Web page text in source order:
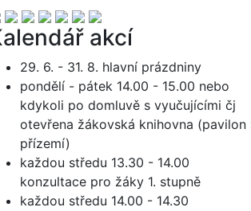
akcí
29. 6. - 31. 8. hlavní prázdniny
pondělí - pátek 14.00 - 15.00 nebo
kdykoli po domluvě s vyučujícími čj
otevřena žákovská knihovna (pavilon
přízemí)
každou středu 13.30 - 14.00
konzultace pro žáky 1. stupně
každou středu 14.00 - 14.30